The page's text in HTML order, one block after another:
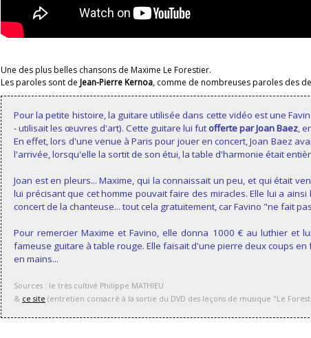
Une des plus belles chansons de Maxime Le Forestier.
Les paroles sont de Jean-Pierre Kernoa, comme de nombreuses paroles des
Pour la petite histoire, la guitare utilisée dans cette vidéo est une
- utilisait les œuvres d'art). Cette guitare lui fut offerte par Joan Baez,
En effet, lors d'une venue à Paris pour jouer en concert, Joan Baez
l'arrivée, lorsqu'elle la sortit de son étui, la table d'harmonie était
Joan est en pleurs... Maxime, qui la connaissait un peu, et qui était
lui précisant que cet homme pouvait faire des miracles. Elle lui a
concert de la chanteuse... tout cela gratuitement, car Favino "ne fait
Pour remercier Maxime et Favino, elle donna 1000 € au luthier et
fameuse guitare à table rouge. Elle faisait d'une pierre deux coups
en mains...
Sources : le très cultivé Philippe MATHIEU
& ce site (entretien consacré à la sortie du DVD des leçons de musique "Le